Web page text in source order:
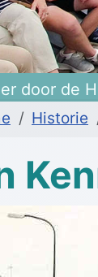
door de
Historie